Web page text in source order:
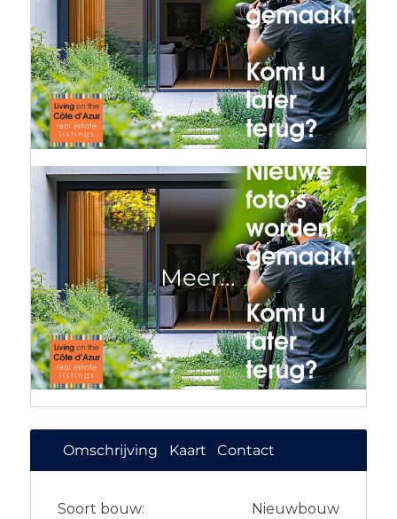
Omschrijving Kaart Contact
Soort bouw:
Nieuwbouw